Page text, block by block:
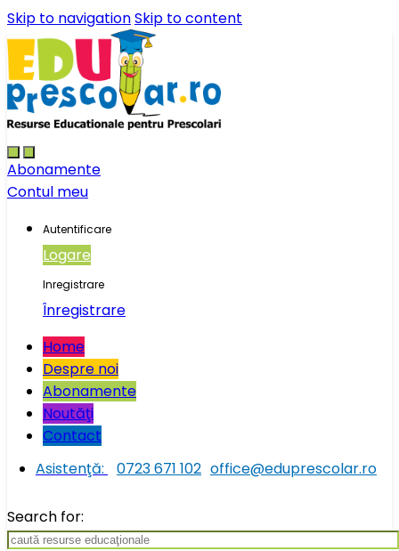
Skip to navigationSkip to content
Abonamente
Contul meu
Autentificare
Logare
Inregistrare
Înregistrare
Home
Despre noi
Abonamente
Noutăţi
Contact
Asistenţă:
0723 671 102 office@eduprescolar.ro
Search for: